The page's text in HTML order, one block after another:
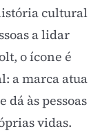
cultural
a lidar
o ícone é
a marca atua
às pessoas
vidas.